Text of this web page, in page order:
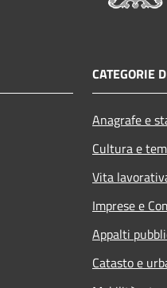
CATEGORIE
Anagrafe e
Cultura e
Vita
Imprese e
Appalti
Catasto e